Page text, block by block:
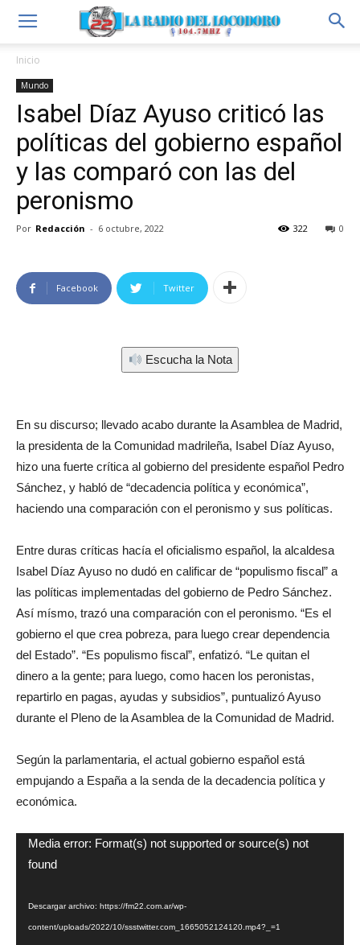
Inicio
Mundo
Isabel Díaz Ayuso criticó las
políticas del gobierno español
y las comparó con las del
peronismo
Por Redacción - 6 octubre, 2022 0
322
Facebook Twitter
Escucha la Nota
En su discurso; llevado acabo durante la Asamblea de Madrid,
la presidenta de la Comunidad madrileña, Isabel Díaz Ayuso,
hizo una fuerte crítica al gobierno del presidente español Pedro
Sánchez, y habló de “decadencia política y económica”,
haciendo una comparación con el peronismo y sus políticas.
Entre duras críticas hacía el oficialismo español, la alcaldesa
Isabel Díaz Ayuso no dudó en calificar de “populismo fiscal” a
las políticas implementadas del gobierno de Pedro Sánchez.
Así mísmo, trazó una comparación con el peronismo. “Es el
gobierno el que crea pobreza, para luego crear dependencia
del Estado”. “Es populismo fiscal”, enfatizó. “Le quitan el
dinero a la gente; para luego, como hacen los peronistas,
repartirlo en pagas, ayudas y subsidios”, puntualizó Ayuso
durante el Pleno de la Asamblea de la Comunidad de Madrid.
Según la parlamentaria, el actual gobierno español está
empujando a España a la senda de la decadencia política y
económica.
Reproductor
Media error: Format(s) not supported or source(s) not
found
Descargar archivo: https://fm22.com.ar/wp-
content/uploads/2022/10/ssstwitter.com_1665052124120.mp4?_=1